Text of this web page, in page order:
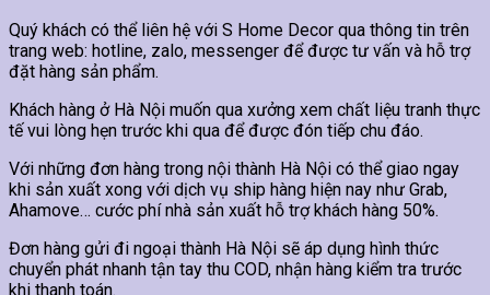
Quý khách có thể liên hệ với S Home Decor qua thông tin trên
trang web: hotline, zalo, messenger để được tư vấn và hỗ trợ
đặt hàng sản phẩm.
Khách hàng ở Hà Nội muốn qua xưởng xem chất liệu tranh thực
tế vui lòng hẹn trước khi qua để được đón tiếp chu đáo.
Với những đơn hàng trong nội thành Hà Nội có thể giao ngay
khi sản xuất xong với dịch vụ ship hàng hiện nay như Grab,
Ahamove… cước phí nhà sản xuất hỗ trợ khách hàng 50%.
Đơn hàng gửi đi ngoại thành Hà Nội sẽ áp dụng hình thức
chuyển phát nhanh tận tay thu COD, nhận hàng kiểm tra trước
khi thanh toán.